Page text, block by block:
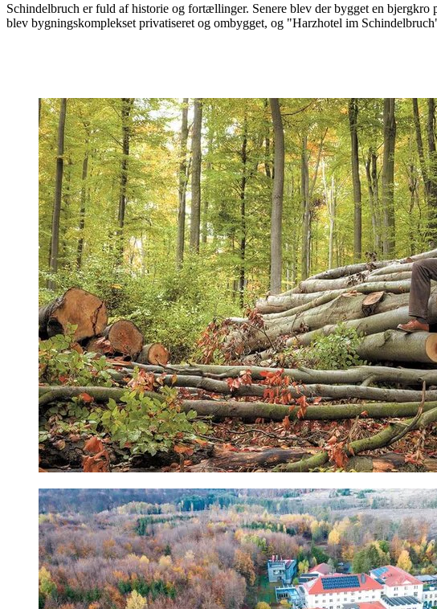
Schindelbruch er fuld af historie og fortællinger. Senere blev der bygget en
blev bygningskomplekset privatiseret og ombygget, og "Harzhotel im